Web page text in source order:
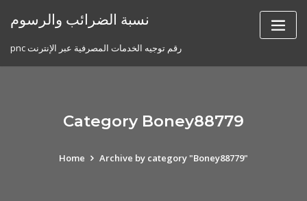
نسبة الضرائب والرسوم
pnc رقم توجيه الخدمات المصرفية عبر الإنترنت
Category Boney88779
Home Archive by category "Boney88779"